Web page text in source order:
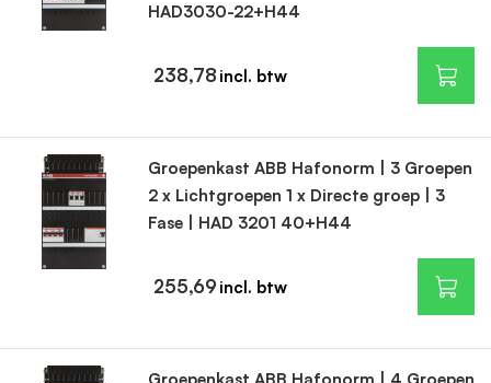
HAD3030-22+H44
238,78
Groepenkast ABB Hafonorm | 3 Groepen
2 x Lichtgroepen 1 x Directe groep | 3
Fase | HAD 3201 40+H44
255,69